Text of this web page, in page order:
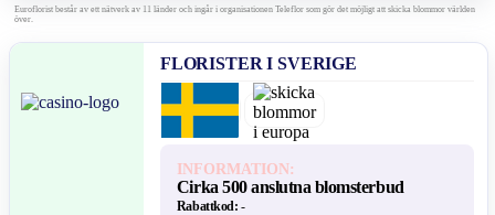
Euroflorist består av ett nätverk av 11 länder och ingår i organisationen Teleflor som gör det möjligt att skicka blommor världen
över.
FLORISTER I SVERIGE
INFORMATION:
Cirka 500 anslutna blomsterbud
Rabattkod: -